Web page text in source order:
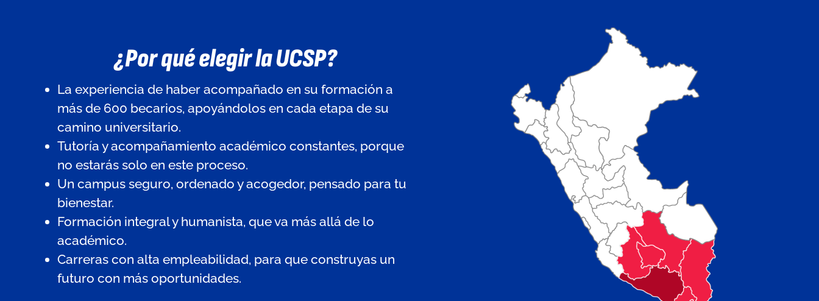
¿Por qué elegir la UCSP?
La experiencia de haber acompañado en su formación a
más de 600 becarios, apoyándolos en cada etapa de su
camino universitario.
Tutoría y acompañamiento académico constantes, porque
no estarás solo en este proceso.
Un campus seguro, ordenado y acogedor, pensado para tu
bienestar.
Formación integral y humanista, que va más allá de lo
académico.
Carreras con alta empleabilidad, para que construyas un
futuro con más oportunidades.